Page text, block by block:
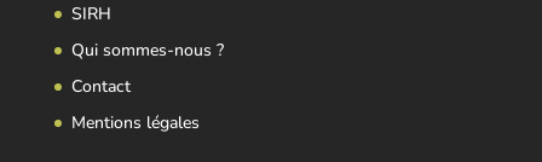
SIRH
Qui sommes-nous ?
Contact
Mentions légales